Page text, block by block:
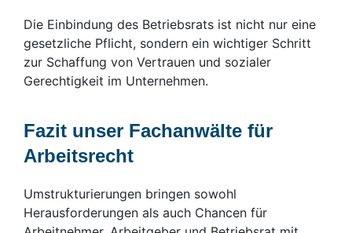
Die Einbindung des Betriebsrats ist nicht nur eine
gesetzliche Pflicht, sondern ein wichtiger Schritt
zur Schaffung von Vertrauen und sozialer
Gerechtigkeit im Unternehmen.
Fazit unser Fachanwälte für
Arbeitsrecht
Umstrukturierungen bringen sowohl
Herausforderungen als auch Chancen für